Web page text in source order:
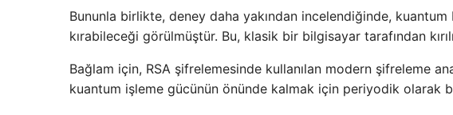
Bununla birlikte, deney daha yakından incelendiğinde,
kırabileceği görülmüştür. Bu, klasik bir bilgisayar tarafından
Bağlam için, RSA şifrelemesinde kullanılan modern şifreleme
kuantum işleme gücünün önünde kalmak için periyodik olarak